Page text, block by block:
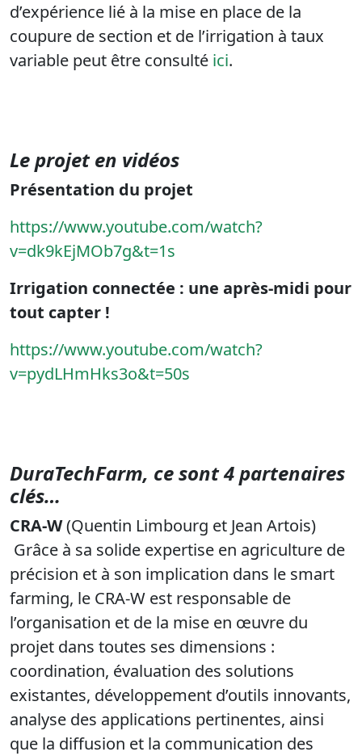
d’expérience lié à la mise en place de la
coupure de section et de l’irrigation à taux
variable peut être consulté ici.
Le projet en vidéos
Présentation du projet
https://www.youtube.com/watch?
v=dk9kEjMOb7g&t=1s
Irrigation connectée : une après-midi pour
tout capter !
https://www.youtube.com/watch?
v=pydLHmHks3o&t=50s
DuraTechFarm, ce sont 4 partenaires
clés…
CRA-W(Quentin Limbourg et Jean Artois)
Grâce à sa solide expertise en agriculture de
précision et à son implication dans le smart
farming, le CRA-W est responsable de
l’organisation et de la mise en œuvre du
projet dans toutes ses dimensions :
coordination, évaluation des solutions
existantes, développement d’outils innovants,
analyse des applications pertinentes, ainsi
que la diffusion et la communication des